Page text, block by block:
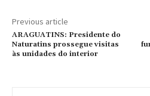
Previous article
ARAGUATINS: Presidente do
Naturatins prossegue visitas
às unidades do interior